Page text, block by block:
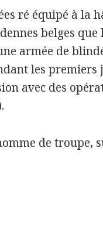
ré équipé à la
belges que
armée de
les premiers
avec des
de troupe,
de Combattants –